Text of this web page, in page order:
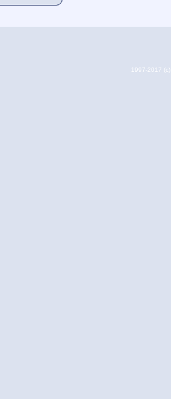
1997-2017